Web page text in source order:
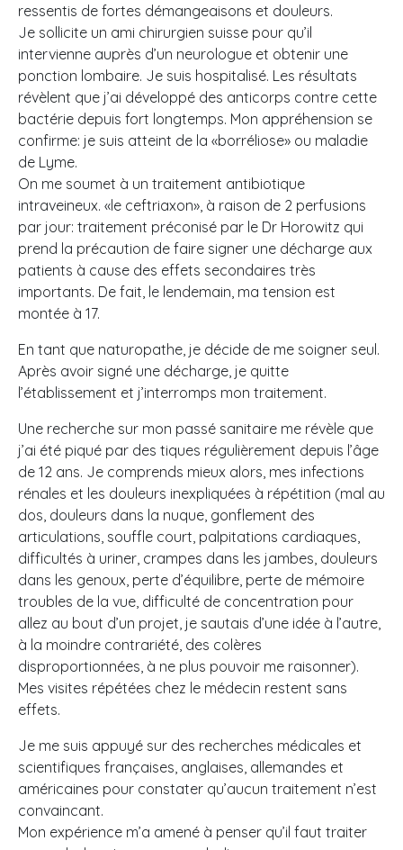
ressentis de fortes démangeaisons et douleurs.
Je sollicite un ami chirurgien suisse pour qu’il
intervienne auprès d’un neurologue et obtenir une
ponction lombaire. Je suis hospitalisé. Les résultats
révèlent que j’ai développé des anticorps contre cette
bactérie depuis fort longtemps. Mon appréhension se
confirme: je suis atteint de la «borréliose» ou maladie
de Lyme.
On me soumet à un traitement antibiotique
intraveineux. «le ceftriaxon», à raison de 2 perfusions
par jour: traitement préconisé par le Dr Horowitz qui
prend la précaution de faire signer une décharge aux
patients à cause des effets secondaires très
importants. De fait, le lendemain, ma tension est
montée à 17.
En tant que naturopathe, je décide de me soigner seul.
Après avoir signé une décharge, je quitte
l’établissement et j’interromps mon traitement.
Une recherche sur mon passé sanitaire me révèle que
j’ai été piqué par des tiques régulièrement depuis l’âge
de 12 ans. Je comprends mieux alors, mes infections
rénales et les douleurs inexpliquées à répétition (mal au
dos, douleurs dans la nuque, gonflement des
articulations, souffle court, palpitations cardiaques,
difficultés à uriner, crampes dans les jambes, douleurs
dans les genoux, perte d’équilibre, perte de mémoire
troubles de la vue, difficulté de concentration pour
allez au bout d’un projet, je sautais d’une idée à l’autre,
à la moindre contrariété, des colères
disproportionnées, à ne plus pouvoir me raisonner).
Mes visites répétées chez le médecin restent sans
effets.
Je me suis appuyé sur des recherches médicales et
scientifiques françaises, anglaises, allemandes et
américaines pour constater qu’aucun traitement n’est
convaincant.
Mon expérience m’a amené à penser qu’il faut traiter